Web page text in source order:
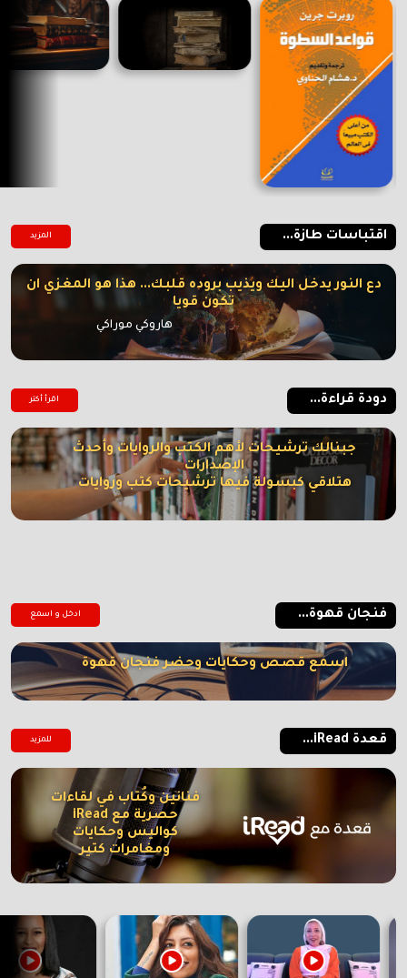
اقتباسات طازة... المزيد
دع النور يدخل اليك ويذيب بروده قلبك... هذا هو المغزي ان
تكون قويا
هاروكي موراكي
دودة قراءة... اقرأ أكتر
جبنالك ترشيحات لأهم الكتب والروايات وأحدث
الإصدارات
هتلاقي كبسولة فيها ترشيحات كتب وروايات
فنجان قهوة... ادخل و اسمع
اسمع قصص وحكايات وحضر فنجان قهوة
قعدة iRead... للمزيد
فنانين وكُتاب في لقاءات
حصرية مع iRead
كواليس وحكايات
ومغامرات كتير